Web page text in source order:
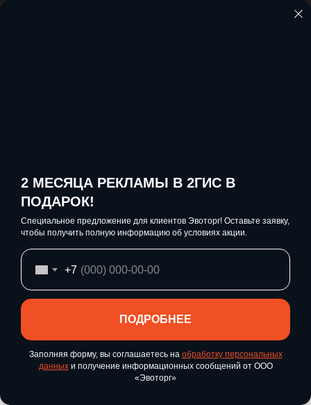
Шаг 4. Обновите кассовую
программу (если нужно)
Если вы работаете через Frontol
— у АТОЛ выходила отдельная
новость про обязательность
обновления Frontol для работы с
Мы используем cookie, чтобы сделать наш сайт удобнее. Продолжая
ХОРОШО
2 МЕСЯЦА РЕКЛАМЫ В 2ГИС В
ПОДАРОК!
Специальное предложение для клиентов Эвоторг! Оставьте заявку,
чтобы получить полную информацию об условиях акции.
+7
ПОДРОБНЕЕ
Заполняя форму, вы соглашаетесь на обработку персональных
данныхи получение информационных сообщений от ООО
«Эвоторг»